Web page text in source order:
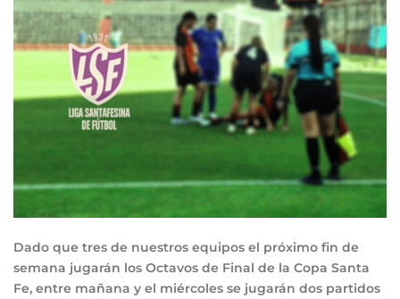
Dado que tres de nuestros equipos el próximo fin de
semana jugarán los Octavos de Final de la Copa Santa
Fe, entre mañana y el miércoles se jugarán dos partidos